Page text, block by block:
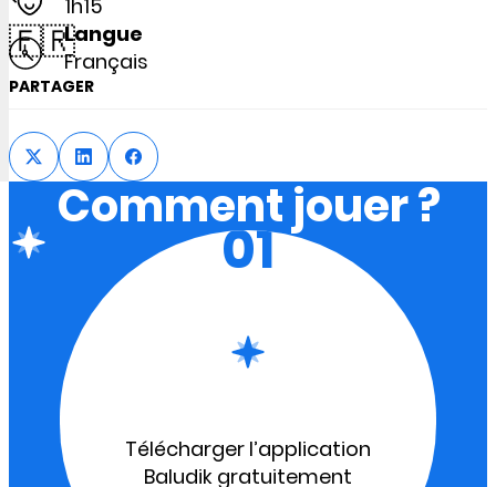
1h15
🇫🇷Langue
Français
PARTAGER
Comment jouer ?
01
Télécharger l’application
Baludik gratuitement